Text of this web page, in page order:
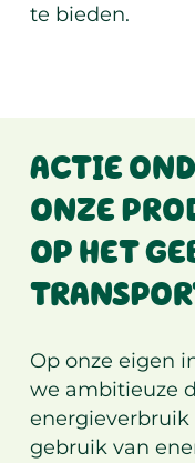
te bieden.
ACTIE
ONZE
OP HET
Op onze eigen
we ambitieuze
gebruik van